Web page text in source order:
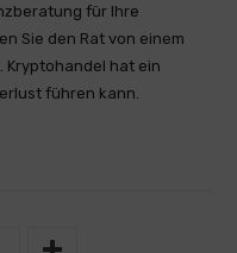
für Ihre
Sie den Rat von einem
Kryptohandel hat ein
führen kann.